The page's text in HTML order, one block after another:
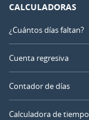
CALCULADORAS
¿Cuántos días faltan?
Cuenta regresiva
Contador de días
Calculadora de tiempo